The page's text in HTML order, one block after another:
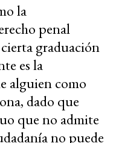
la
penal
graduación
es la
alguien como
dado que
que no admite
no puede